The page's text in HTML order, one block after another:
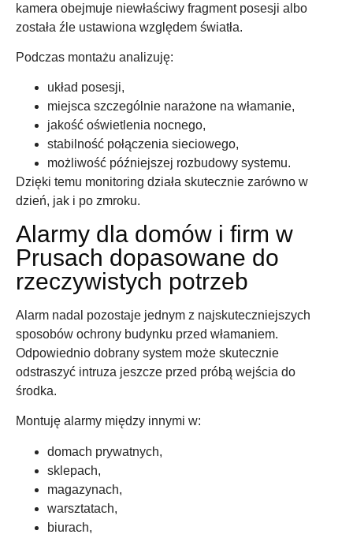
kamera obejmuje niewłaściwy fragment posesji albo
została źle ustawiona względem światła.
Podczas montażu analizuję:
układ posesji,
miejsca szczególnie narażone na włamanie,
jakość oświetlenia nocnego,
stabilność połączenia sieciowego,
możliwość późniejszej rozbudowy systemu.
Dzięki temu monitoring działa skutecznie zarówno w
dzień, jak i po zmroku.
Alarmy dla domów i firm w
Prusach dopasowane do
rzeczywistych potrzeb
Alarm nadal pozostaje jednym z najskuteczniejszych
sposobów ochrony budynku przed włamaniem.
Odpowiednio dobrany system może skutecznie
odstraszyć intruza jeszcze przed próbą wejścia do
środka.
Montuję alarmy między innymi w:
domach prywatnych,
sklepach,
magazynach,
warsztatach,
biurach,